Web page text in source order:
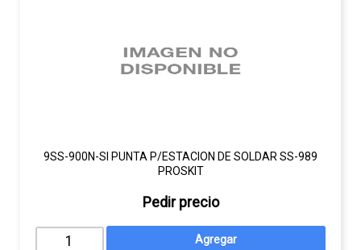
9SS-900N-SI PUNTA P/ESTACION DE SOLDAR SS-989
PROSKIT
Pedir precio